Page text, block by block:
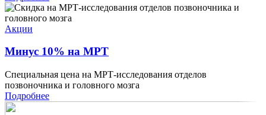
Акции
Минус 10% на МРТ
Специальная цена на МРТ-исследования отделов
позвоночника и головного мозга
Подробнее